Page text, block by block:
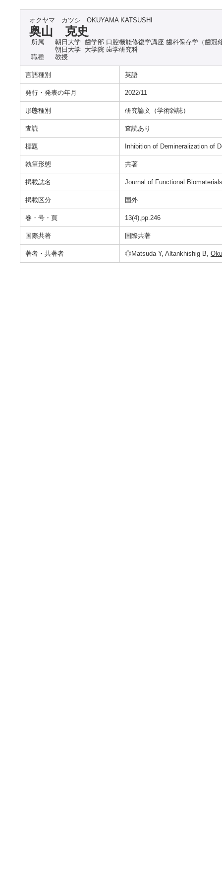
オクヤマ カツシ OKUYAMA KATSUSHI
奥山 克史
所属
朝日大学 歯学部 口腔機能修復学講座 歯科保存学（歯冠
朝日大学 大学院 歯学研究科
職種
教授
言語種別 英語
発行・発表の年月 2022/11
形態種別 研究論文（学術雑誌）
査読 査読あり
標題 Inhibition of Demineralization of
執筆形態 共著
掲載誌名 Journal of Functional Biomaterials
掲載区分 国外
巻・号・頁 13(4),pp.246
国際共著 国際共著
著者・共著者 ◎Matsuda Y, Altankhishig B,